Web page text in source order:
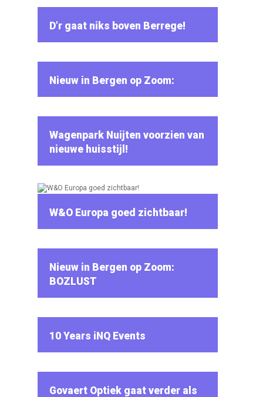
D’r gaat niks boven Berrege!
Nieuw in Bergen op Zoom:
Wagenpark Nuijten voorzien van
nieuwe huisstijl!
W&O Europa goed zichtbaar!
Nieuw in Bergen op Zoom:
BOZLUST
10 Years iNQ Events
Govaert Optiek gaat verder als